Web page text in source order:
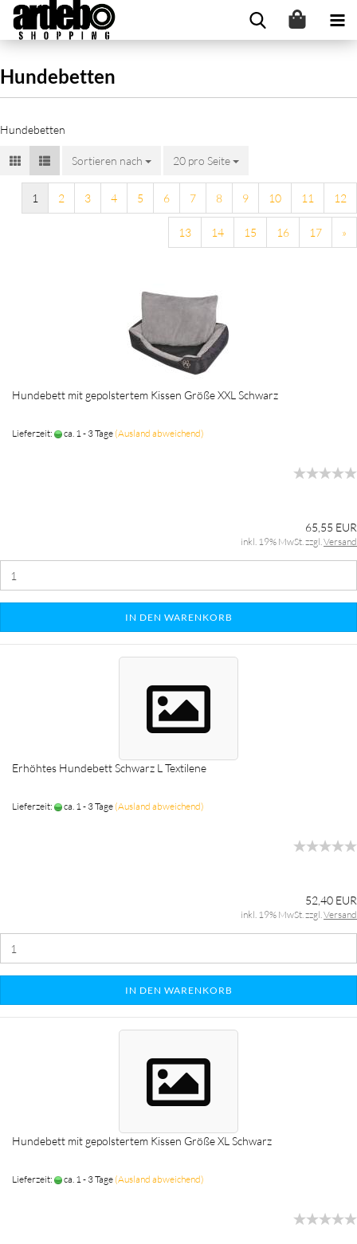
Hundebetten
Hundebetten
Sortieren nach 20 pro Seite
1 2 3 4 5 6 7 8 9 10 11 12
13 14 15 16 17 »
Hundebett mit gepolstertem Kissen Größe XXL Schwarz
Lieferzeit: ca. 1 - 3 Tage (Ausland abweichend)
65,55 EUR
inkl. 19% MwSt. zzgl.Versand
IN DEN WARENKORB
Erhöhtes Hundebett Schwarz L Textilene
Lieferzeit: ca. 1 - 3 Tage (Ausland abweichend)
52,40 EUR
inkl. 19% MwSt. zzgl.Versand
IN DEN WARENKORB
Hundebett mit gepolstertem Kissen Größe XL Schwarz
Lieferzeit: ca. 1 - 3 Tage (Ausland abweichend)